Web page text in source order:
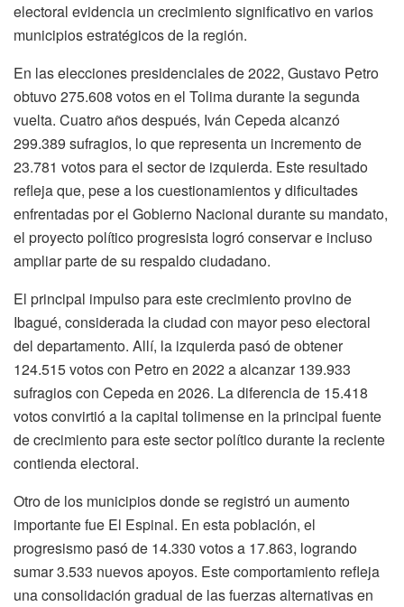
electoral evidencia un crecimiento significativo en varios
municipios estratégicos de la región.
En las elecciones presidenciales de 2022, Gustavo Petro
obtuvo 275.608 votos en el Tolima durante la segunda
vuelta. Cuatro años después, Iván Cepeda alcanzó
299.389 sufragios, lo que representa un incremento de
23.781 votos para el sector de izquierda. Este resultado
refleja que, pese a los cuestionamientos y dificultades
enfrentadas por el Gobierno Nacional durante su mandato,
el proyecto político progresista logró conservar e incluso
ampliar parte de su respaldo ciudadano.
El principal impulso para este crecimiento provino de
Ibagué, considerada la ciudad con mayor peso electoral
del departamento. Allí, la izquierda pasó de obtener
124.515 votos con Petro en 2022 a alcanzar 139.933
sufragios con Cepeda en 2026. La diferencia de 15.418
votos convirtió a la capital tolimense en la principal fuente
de crecimiento para este sector político durante la reciente
contienda electoral.
Otro de los municipios donde se registró un aumento
importante fue El Espinal. En esta población, el
progresismo pasó de 14.330 votos a 17.863, logrando
sumar 3.533 nuevos apoyos. Este comportamiento refleja
una consolidación gradual de las fuerzas alternativas en